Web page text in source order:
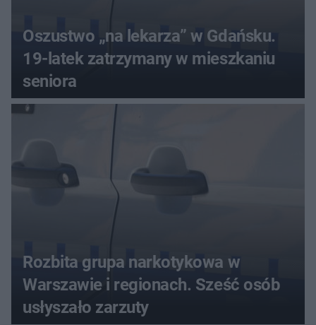
Oszustwo „na lekarza” w Gdańsku.
19-latek zatrzymany w mieszkaniu
seniora
Rozbita grupa narkotykowa w
Warszawie i regionach. Sześć osób
usłyszało zarzuty